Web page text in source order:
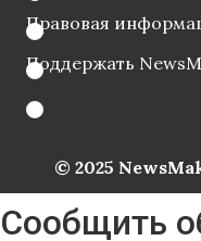
Правовая
Поддержать
© 2025
Сообщить